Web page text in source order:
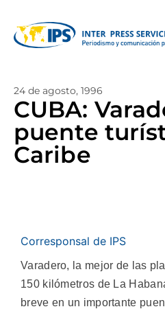
24 de agosto, 1996
CUBA:
puente
Caribe
Corresponsal de IPS
Varadero, la mejor de las
150 kilómetros de La
breve en un importante